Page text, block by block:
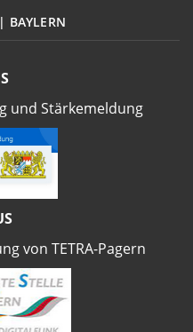
BAYLERN
und Stärkemeldung
von TETRA-Pagern